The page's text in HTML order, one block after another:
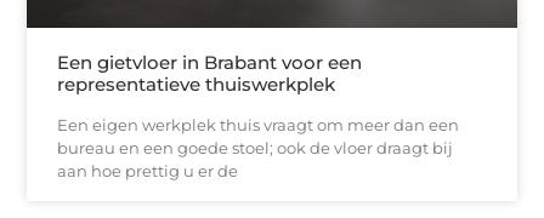
Een gietvloer in Brabant voor een
representatieve thuiswerkplek
Een eigen werkplek thuis vraagt om meer dan een
bureau en een goede stoel; ook de vloer draagt bij
aan hoe prettig u er de